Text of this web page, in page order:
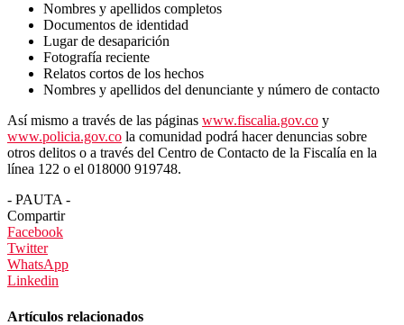
Nombres y apellidos completos
Documentos de identidad
Lugar de desaparición
Fotografía reciente
Relatos cortos de los hechos
Nombres y apellidos del denunciante y número de contacto
Así mismo a través de las páginas www.fiscalia.gov.co y
www.policia.gov.co la comunidad podrá hacer denuncias sobre
otros delitos o a través del Centro de Contacto de la Fiscalía en la
línea 122 o el 018000 919748.
- PAUTA -
Compartir
Facebook
Twitter
WhatsApp
Linkedin
Artículos relacionados